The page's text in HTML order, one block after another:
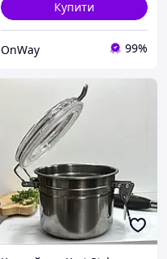
Купити
OnWay 99%